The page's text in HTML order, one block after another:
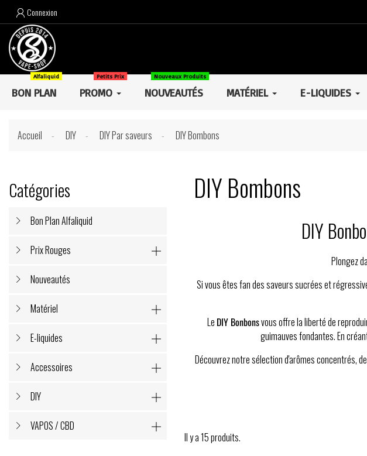
 Connexion
BON PLAN
Alfaliquid
PROMO
Petits Prix
NOUVEAUTÉS
Nouveaux Produits
MATÉRIEL E-LIQUIDES
Accueil DIY DIY Par saveurs DIY Bombons
Catégories
Bon Plan Alfaliquid
Prix Rouges 
Nouveautés
Matériel 
E-liquides 
Accessoires 
DIY 
VAPOS / CBD 
DIY Bombons
DIY
Plongez
Si vous êtes fan des saveurs sucrées et
Le DIY Bonbonsvous offre la liberté de
guimauves fondantes. En
Découvrez notre sélection d'arômes concentrés,
Il y a 15 produits.